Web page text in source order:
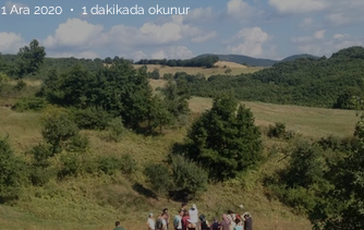
1 Ara 2020
1 dakikada okunur